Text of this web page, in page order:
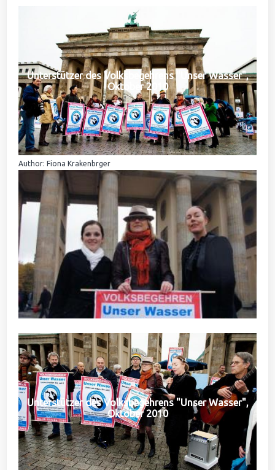
Unterstützer des Volksbegehrens "Unser Wasser",
Oktober 2010
Author: Fiona Krakenbrger
Unterstützer des Volksbegehrens "Unser Wasser",
Oktober 2010